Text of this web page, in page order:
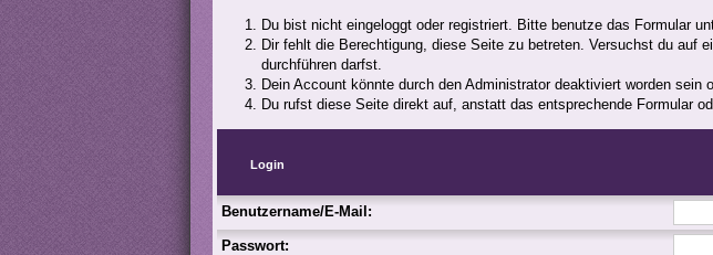
Du bist nicht eingeloggt oder registriert. Bitte benutze das Formular
Dir fehlt die Berechtigung, diese Seite zu betreten. Versuchst du auf
durchführen darfst.
Dein Account könnte durch den Administrator deaktiviert worden sein
Du rufst diese Seite direkt auf, anstatt das entsprechende Formular
Login
Benutzername/E-Mail:
Passwort: